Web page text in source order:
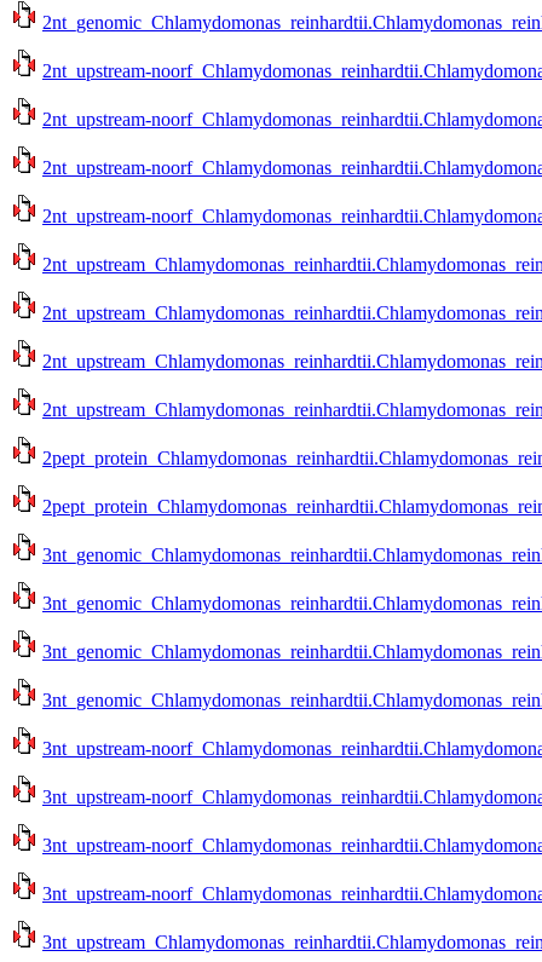
2nt_upstream-
2nt_upstream-
2nt_upstream-
2nt_upstream-
3nt_upstream-
3nt_upstream-
3nt_upstream-
3nt_upstream-